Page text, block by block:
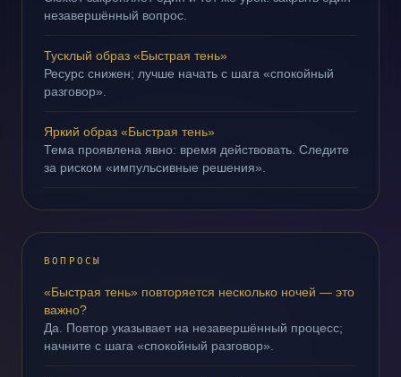
незавершённый вопрос.
Тусклый образ «Быстрая тень»
Ресурс снижен; лучше начать с шага «спокойный
разговор».
Яркий образ «Быстрая тень»
Тема проявлена явно: время действовать. Следите
за риском «импульсивные решения».
ВОПРОСЫ
«Быстрая тень» повторяется несколько ночей — это
важно?
Да. Повтор указывает на незавершённый процесс;
начните с шага «спокойный разговор».